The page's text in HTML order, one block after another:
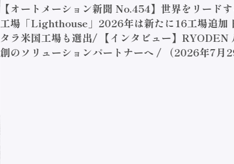
【オートメーション新聞 No.454】世界をリード
工場「Lighthouse」2026年は新たに16工場追加
タラ米国工場も選出/ 【インタビュー】RYODEN
創のソリューションパートナーへ / （2026年7月